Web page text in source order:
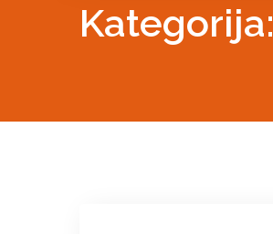
Kategorija: